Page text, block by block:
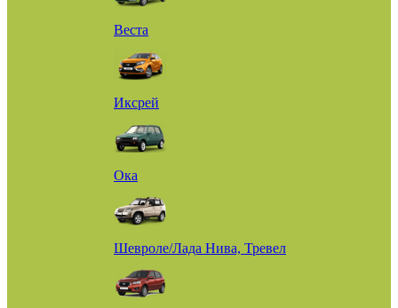
Веста
Иксрей
Ока
Шевроле/Лада Нива, Тревел